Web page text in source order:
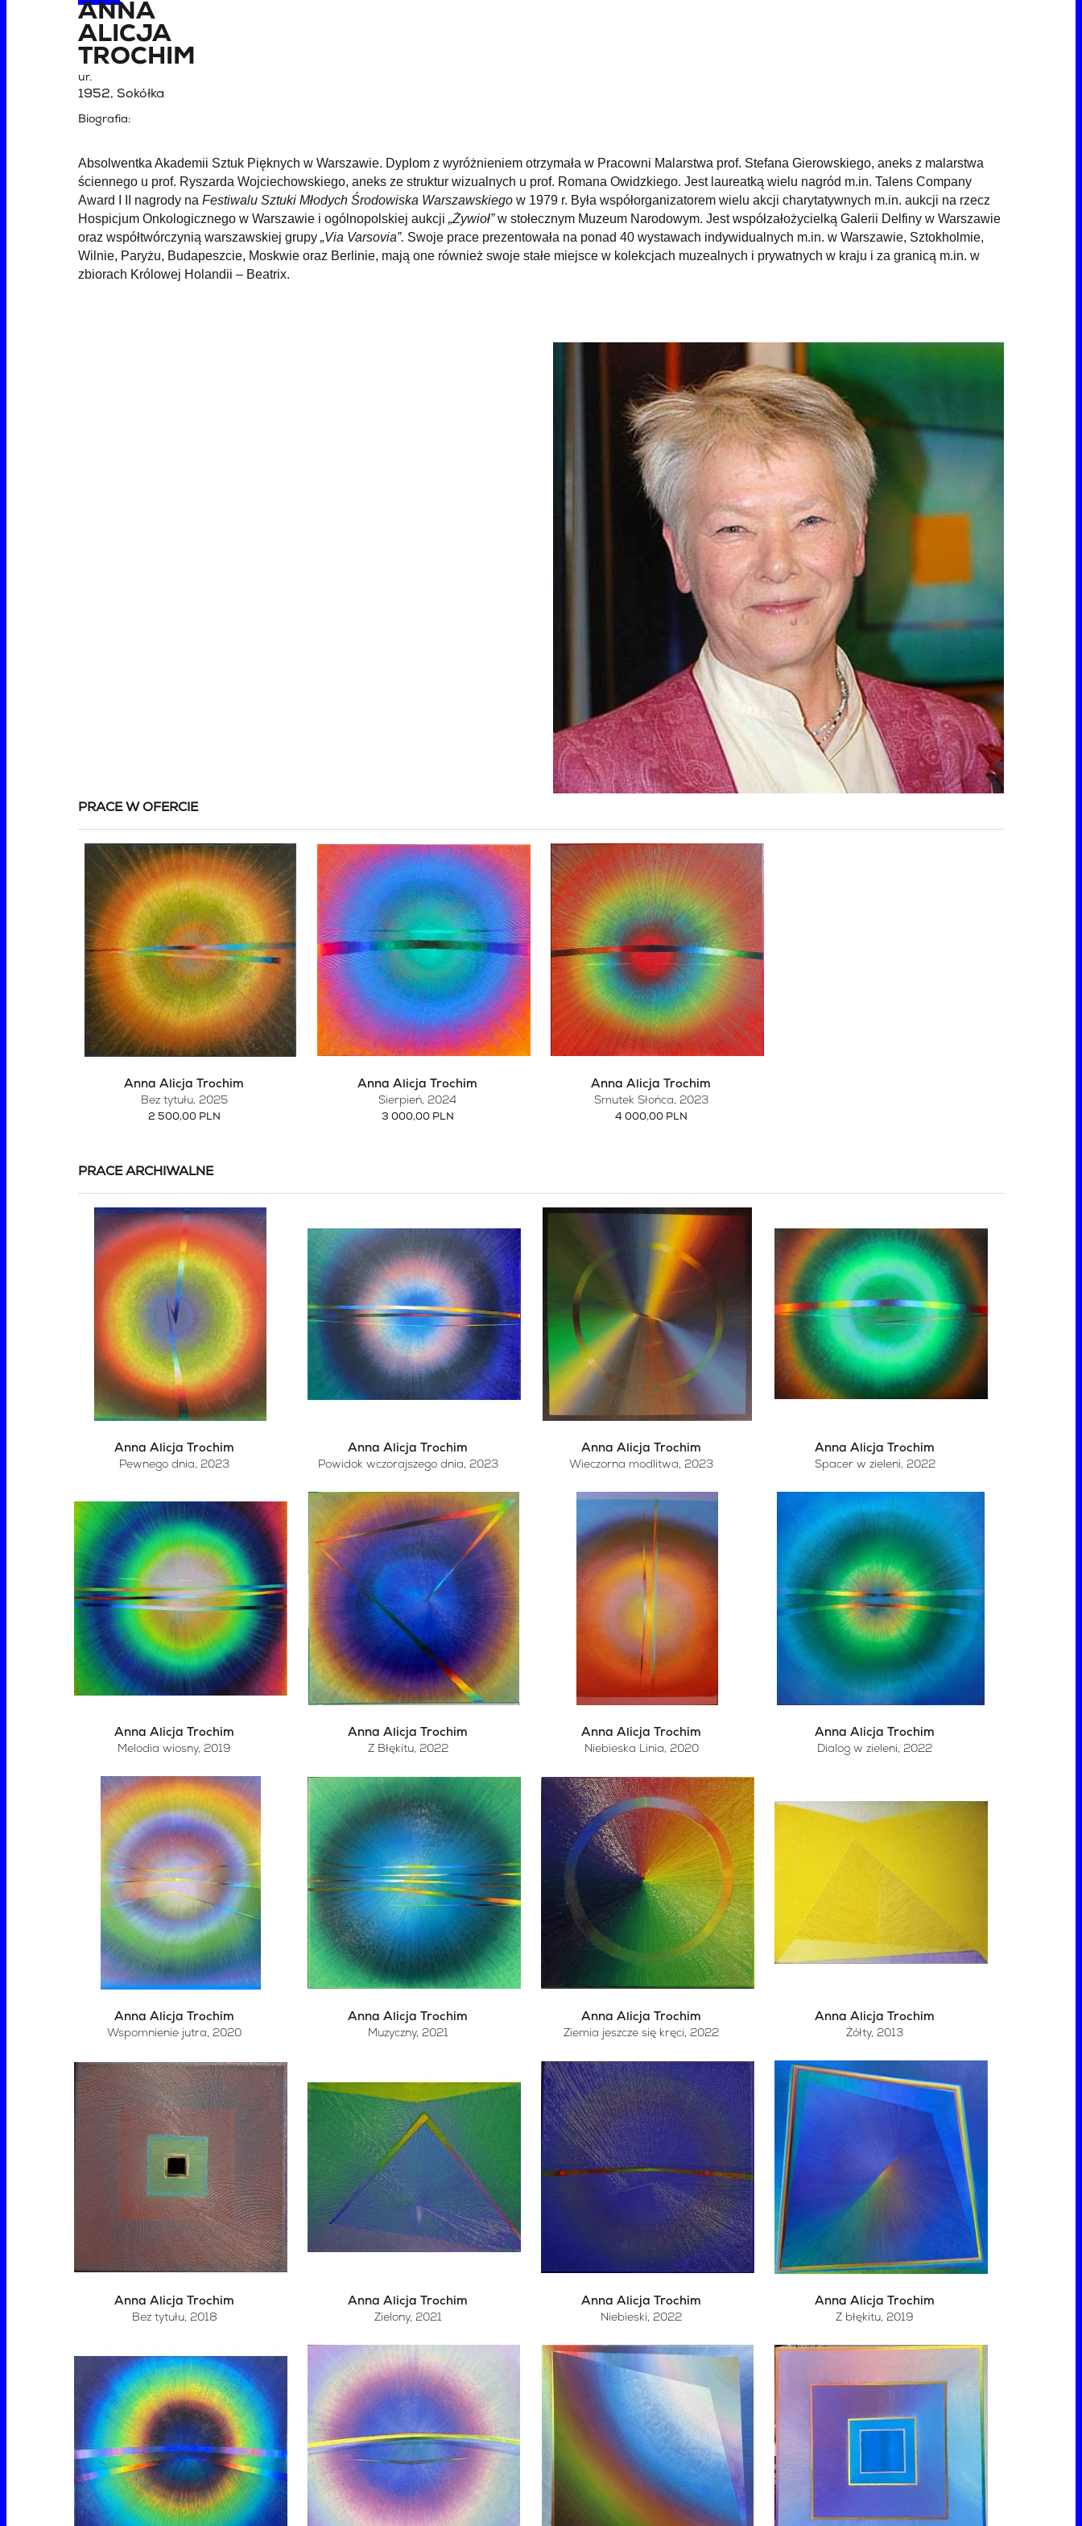
ANNA
ALICJA
TROCHIM
ur.
1952, Sokółka
Biografia:
Absolwentka Akademii Sztuk Pięknych w Warszawie. Dyplom z wyróżnieniem otrzymała w Pracowni Malarstwa prof. Stefana Gierowskiego, aneks z malarstwa
ściennego u prof. Ryszarda Wojciechowskiego, aneks ze struktur wizualnych u prof. Romana Owidzkiego. Jest laureatką wielu nagród m.in. Talens Company
Award I II nagrody na Festiwalu Sztuki Młodych Środowiska Warszawskiego w 1979 r. Była współorganizatorem wielu akcji charytatywnych m.in. aukcji na rzecz
Hospicjum Onkologicznego w Warszawie i ogólnopolskiej aukcji „Żywioł”w stołecznym Muzeum Narodowym. Jest współzałożycielką Galerii Delfiny w Warszawie
oraz współtwórczynią warszawskiej grupy „Via Varsovia”. Swoje prace prezentowała na ponad 40 wystawach indywidualnych m.in. w Warszawie, Sztokholmie,
Wilnie, Paryżu, Budapeszcie, Moskwie oraz Berlinie, mają one również swoje stałe miejsce w kolekcjach muzealnych i prywatnych w kraju i za granicą m.in. w
zbiorach Królowej Holandii – Beatrix.
PRACE W OFERCIE
Anna Alicja Trochim
Bez tytułu, 2025
2 500,00 PLN
Anna Alicja Trochim
Sierpień, 2024
3 000,00 PLN
Anna Alicja Trochim
Smutek Słońca, 2023
4 000,00 PLN
PRACE ARCHIWALNE
Anna Alicja Trochim
Pewnego dnia, 2023
Anna Alicja Trochim
Powidok wczorajszego dnia, 2023
Anna Alicja Trochim
Wieczorna modlitwa, 2023
Anna Alicja Trochim
Spacer w zieleni, 2022
Anna Alicja Trochim
Melodia wiosny, 2019
Anna Alicja Trochim
Z Błękitu, 2022
Anna Alicja Trochim
Niebieska Linia, 2020
Anna Alicja Trochim
Dialog w zieleni, 2022
Anna Alicja Trochim
Wspomnienie jutra, 2020
Anna Alicja Trochim
Muzyczny, 2021
Anna Alicja Trochim
Ziemia jeszcze się kręci, 2022
Anna Alicja Trochim
Żółty, 2013
Anna Alicja Trochim
Bez tytułu, 2018
Anna Alicja Trochim
Zielony, 2021
Anna Alicja Trochim
Niebieski, 2022
Anna Alicja Trochim
Z błękitu, 2019